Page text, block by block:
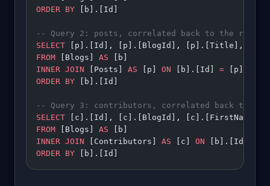
ORDER BY [b].[Id]
-- Query 2: posts, correlated back to the roots
SELECT [p].[Id], [p].[BlogId], [p].[Title],
FROM [Blogs] AS [b]
INNER JOIN [Posts] AS [p] ON [b].[Id] =
ORDER BY [b].[Id]
-- Query 3: contributors, correlated back to
SELECT [c].[Id], [c].[BlogId], [c].[FirstName],
FROM [Blogs] AS [b]
INNER JOIN [Contributors] AS [c] ON [b].[Id]
ORDER BY [b].[Id]